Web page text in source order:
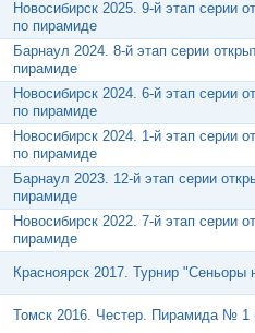
Новосибирск 2025. 9-й этап серии
по пирамиде
Барнаул 2024. 8-й этап серии
пирамиде
Новосибирск 2024. 6-й этап серии
по пирамиде
Новосибирск 2024. 1-й этап серии
по пирамиде
Барнаул 2023. 12-й этап серии
пирамиде
Новосибирск 2022. 7-й этап серии
пирамиде
Красноярск 2017. Турнир
Томск 2016. Честер. Пирамида № 1